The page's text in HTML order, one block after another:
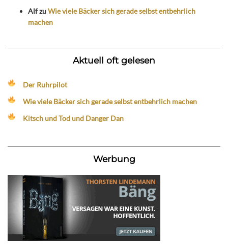
AlfzuWie viele Bäcker sich gerade selbst entbehrlich
machen
Aktuell oft gelesen
Der Ruhrpilot
Wie viele Bäcker sich gerade selbst entbehrlich machen
Kitsch und Tod und Danger Dan
Werbung